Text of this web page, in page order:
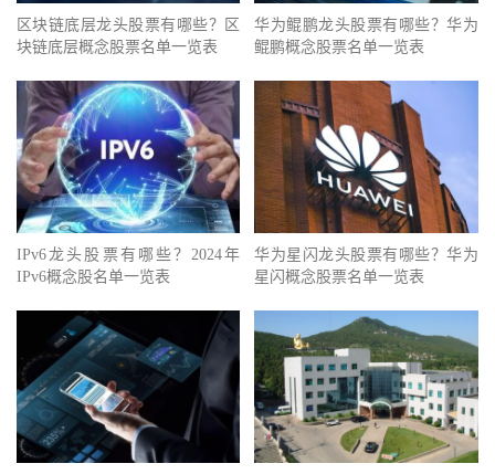
区块链底层龙头股票有哪些？区
块链底层概念股票名单一览表
华为鲲鹏龙头股票有哪些？华为
鲲鹏概念股票名单一览表
IPv6龙头股票有哪些？2024年
IPv6概念股名单一览表
华为星闪龙头股票有哪些？华为
星闪概念股票名单一览表